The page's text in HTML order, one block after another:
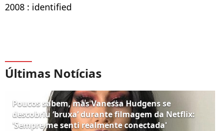
2008 : identified
Últimas Notícias
Poucos sabem, mas Vanessa Hudgens se
descobriu ‘bruxa’ durante filmagem da Netflix:
'Sempre me senti realmente conectada'